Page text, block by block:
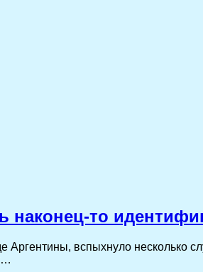
наконец-то
вспыхнуло несколько